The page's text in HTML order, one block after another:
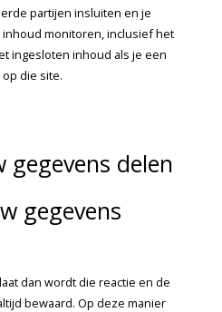
partijen insluiten en je
monitoren, inclusief het
ingesloten inhoud als je een
die site.
gegevens delen
gegevens
dan wordt die reactie en de
bewaard. Op deze manier